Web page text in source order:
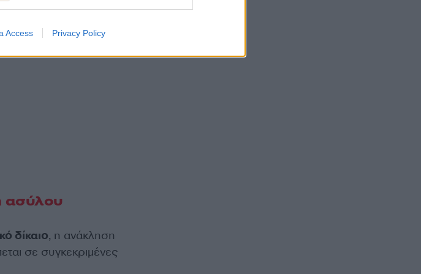
Access Privacy Policy
ασύλου
δίκαιο, η ανάκληση
σε συγκεκριμένες